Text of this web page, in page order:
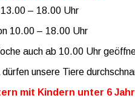
– 18.00 Uhr
10.00 – 18.00 Uhr
auch ab 10.00 Uhr
unsere Tiere
mit Kindern unter 6